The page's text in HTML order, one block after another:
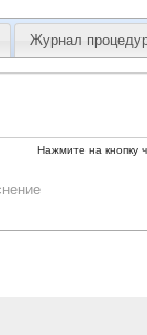
Журнал
Нажмите на кнопку